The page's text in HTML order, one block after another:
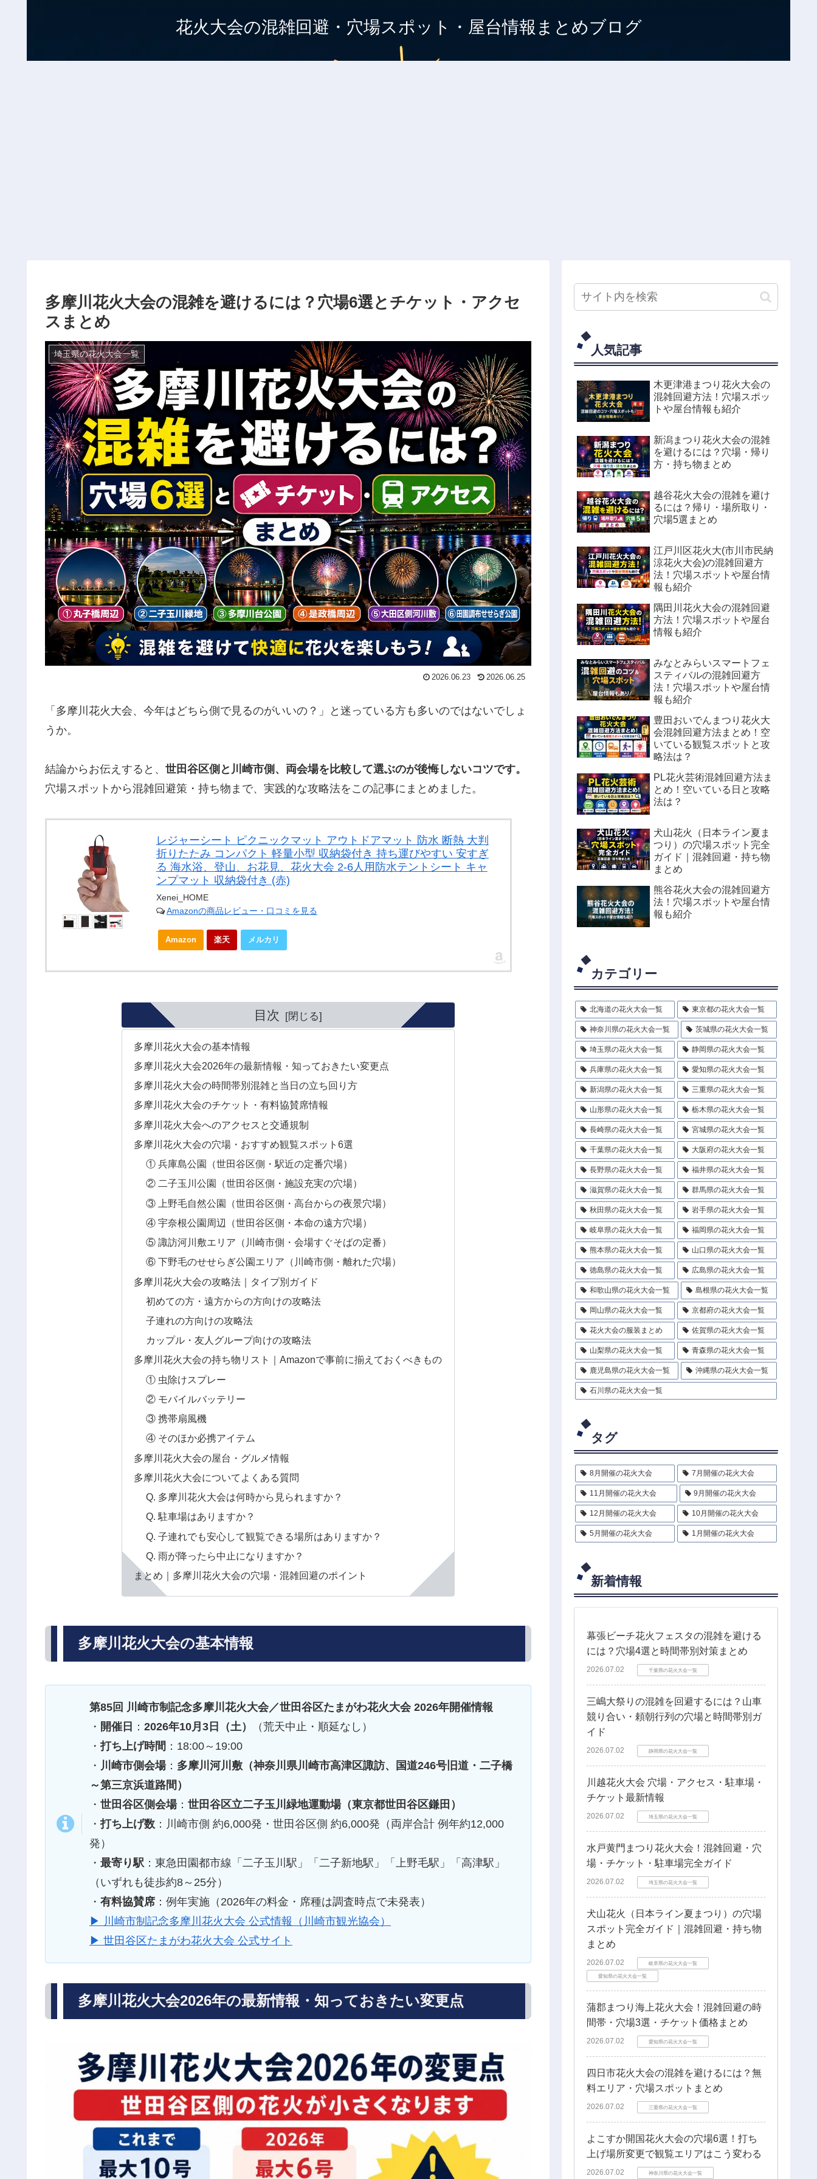
花火大会の混雑回避・穴場スポット・屋台情報まとめブログ
多摩川花火大会の混雑を避けるには？穴場6選とチケット・アクセ
スまとめ
埼玉県の花火大会一覧
2026.06.23 2026.06.25
「多摩川花火大会、今年はどちら側で見るのがいいの？」と迷っている方も多いのではないでしょ
うか。
結論からお伝えすると、 世田谷区側と川崎市側、両会場を比較して選ぶのが後悔しないコツです。
穴場スポットから混雑回避策・持ち物まで、実践的な攻略法をこの記事にまとめました。
レジャーシート ピクニックマット アウトドアマット 防水 断熱 大判
折りたたみ コンパクト 軽量小型 収納袋付き 持ち運びやすい 安すぎ
る 海水浴、登山、お花見、花火大会 2-6人用防水テントシート キャ
ンプマット 収納袋付き (赤)
Xenei_HOME
Amazonの商品レビュー・口コミを見る
Amazon 楽天 メルカリ
目次
多摩川花火大会の基本情報
多摩川花火大会2026年の最新情報・知っておきたい変更点
多摩川花火大会の時間帯別混雑と当日の立ち回り方
多摩川花火大会のチケット・有料協賛席情報
多摩川花火大会へのアクセスと交通規制
多摩川花火大会の穴場・おすすめ観覧スポット6選
① 兵庫島公園（世田谷区側・駅近の定番穴場）
② 二子玉川公園（世田谷区側・施設充実の穴場）
③ 上野毛自然公園（世田谷区側・高台からの夜景穴場）
④ 宇奈根公園周辺（世田谷区側・本命の遠方穴場）
⑤ 諏訪河川敷エリア（川崎市側・会場すぐそばの定番）
⑥ 下野毛のせせらぎ公園エリア（川崎市側・離れた穴場）
多摩川花火大会の攻略法｜タイプ別ガイド
初めての方・遠方からの方向けの攻略法
子連れの方向けの攻略法
カップル・友人グループ向けの攻略法
多摩川花火大会の持ち物リスト｜Amazonで事前に揃えておくべきもの
① 虫除けスプレー
② モバイルバッテリー
③ 携帯扇風機
④ そのほか必携アイテム
多摩川花火大会の屋台・グルメ情報
多摩川花火大会についてよくある質問
Q. 多摩川花火大会は何時から見られますか？
Q. 駐車場はありますか？
Q. 子連れでも安心して観覧できる場所はありますか？
Q. 雨が降ったら中止になりますか？
まとめ｜多摩川花火大会の穴場・混雑回避のポイント
多摩川花火大会の基本情報
第85回 川崎市制記念多摩川花火大会／世田谷区たまがわ花火大会 2026年開催情報
・ 開催日 ： 2026年10月3日（土）
（荒天中止・順延なし）
・打ち上げ時間 ：18:00～19:00
・ 川崎市側会場： 多摩川河川敷（神奈川県川崎市高津区諏訪、国道246号旧道・二子橋
～第三京浜道路間）
・ 世田谷区側会場： 世田谷区立二子玉川緑地運動場（東京都世田谷区鎌田）
・打ち上げ数 ：川崎市側 約6,000発・世田谷区側 約6,000発（両岸合計 例年約12,000
発）
・ 最寄り駅 ：東急田園都市線「二子玉川駅」「二子新地駅」「上野毛駅」「高津駅」
（いずれも徒歩約8～25分）
・ 有料協賛席 ：例年実施（2026年の料金・席種は調査時点で未発表）
▶ 川崎市制記念多摩川花火大会 公式情報（川崎市観光協会）
▶ 世田谷区たまがわ花火大会 公式サイト
多摩川花火大会2026年の最新情報・知っておきたい変更点
人気記事
木更津港まつり花火大会の
混雑回避方法！穴場スポッ
トや屋台情報も紹介
新潟まつり花火大会の混雑
を避けるには？穴場・帰り
方・持ち物まとめ
越谷花火大会の混雑を避け
るには？帰り・場所取り・
穴場5選まとめ
江戸川区花火大(市川市民納
涼花火大会)の混雑回避方
法！穴場スポットや屋台情
報も紹介
隅田川花火大会の混雑回避
方法！穴場スポットや屋台
情報も紹介
みなとみらいスマートフェ
スティバルの混雑回避方
法！穴場スポットや屋台情
報も紹介
豊田おいでんまつり花火大
会混雑回避方法まとめ！空
いている観覧スポットと攻
略法は？
PL花火芸術混雑回避方法ま
とめ！空いている日と攻略
法は？
犬山花火（日本ライン夏ま
つり）の穴場スポット完全
ガイド｜混雑回避・持ち物
まとめ
熊谷花火大会の混雑回避方
法！穴場スポットや屋台情
報も紹介
カテゴリー
北海道の花火大会一覧 東京都の花火大会一覧
神奈川県の花火大会一覧 茨城県の花火大会一覧
埼玉県の花火大会一覧 静岡県の花火大会一覧
兵庫県の花火大会一覧 愛知県の花火大会一覧
新潟県の花火大会一覧 三重県の花火大会一覧
山形県の花火大会一覧 栃木県の花火大会一覧
長崎県の花火大会一覧 宮城県の花火大会一覧
千葉県の花火大会一覧 大阪府の花火大会一覧
長野県の花火大会一覧 福井県の花火大会一覧
滋賀県の花火大会一覧 群馬県の花火大会一覧
秋田県の花火大会一覧 岩手県の花火大会一覧
岐阜県の花火大会一覧 福岡県の花火大会一覧
熊本県の花火大会一覧 山口県の花火大会一覧
徳島県の花火大会一覧 広島県の花火大会一覧
和歌山県の花火大会一覧 島根県の花火大会一覧
岡山県の花火大会一覧 京都府の花火大会一覧
花火大会の服装まとめ 佐賀県の花火大会一覧
山梨県の花火大会一覧 青森県の花火大会一覧
鹿児島県の花火大会一覧 沖縄県の花火大会一覧
石川県の花火大会一覧
タグ
8月開催の花火大会 7月開催の花火大会
11月開催の花火大会 9月開催の花火大会
12月開催の花火大会 10月開催の花火大会
5月開催の花火大会 1月開催の花火大会
新着情報
幕張ビーチ花火フェスタの混雑を避ける
には？穴場4選と時間帯別対策まとめ
2026.07.02 千葉県の花火大会一覧
三嶋大祭りの混雑を回避するには？山車
競り合い・頼朝行列の穴場と時間帯別ガ
イド
2026.07.02 静岡県の花火大会一覧
川越花火大会 穴場・アクセス・駐車場・
チケット最新情報
2026.07.02 埼玉県の花火大会一覧
水戸黄門まつり花火大会！混雑回避・穴
場・チケット・駐車場完全ガイド
2026.07.02 埼玉県の花火大会一覧
犬山花火（日本ライン夏まつり）の穴場
スポット完全ガイド｜混雑回避・持ち物
まとめ
2026.07.02 岐阜県の花火大会一覧
愛知県の花火大会一覧
蒲郡まつり海上花火大会！混雑回避の時
間帯・穴場3選・チケット価格まとめ
2026.07.02 愛知県の花火大会一覧
四日市花火大会の混雑を避けるには？無
料エリア・穴場スポットまとめ
2026.07.02 三重県の花火大会一覧
よこすか開国花火大会の穴場6選！打ち
上げ場所変更で観覧エリアはこう変わる
2026.07.02 神奈川県の花火大会一覧